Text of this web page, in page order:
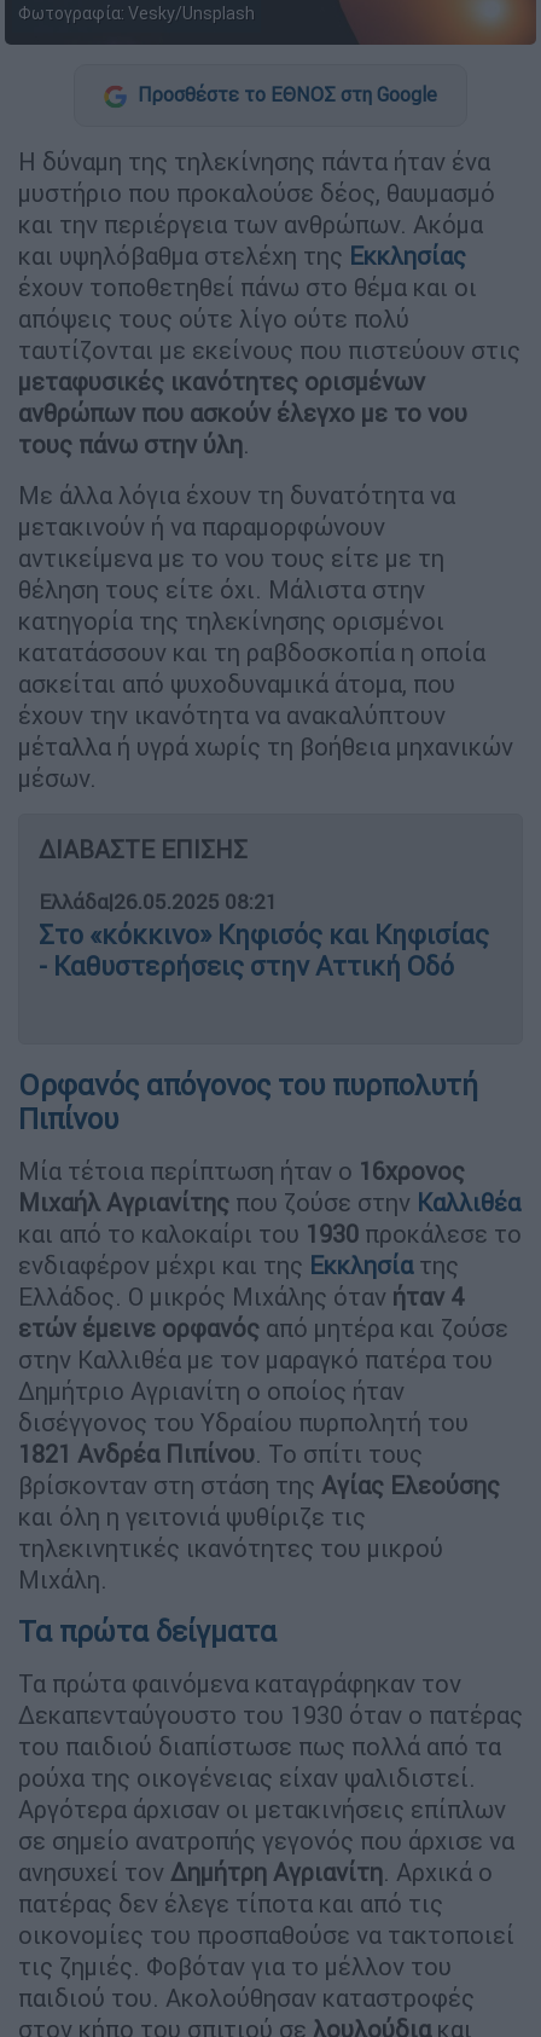
Φωτογραφία: Vesky/Unsplash
Προσθέστε το ΕΘΝΟΣ στη Google
Η δύναμη της τηλεκίνησης πάντα ήταν ένα
μυστήριο που προκαλούσε δέος, θαυμασμό
και την περιέργεια των ανθρώπων. Ακόμα
και υψηλόβαθμα στελέχη της Εκκλησίας
έχουν τοποθετηθεί πάνω στο θέμα και οι
απόψεις τους ούτε λίγο ούτε πολύ
ταυτίζονται με εκείνους που πιστεύουν στις
μεταφυσικές ικανότητες ορισμένων
ανθρώπων που ασκούν έλεγχο με το νου
τους πάνω στην ύλη.
Με άλλα λόγια έχουν τη δυνατότητα να
μετακινούν ή να παραμορφώνουν
αντικείμενα με το νου τους είτε με τη
θέληση τους είτε όχι. Μάλιστα στην
κατηγορία της τηλεκίνησης ορισμένοι
κατατάσσουν και τη ραβδοσκοπία η οποία
ασκείται από ψυχοδυναμικά άτομα, που
έχουν την ικανότητα να ανακαλύπτουν
μέταλλα ή υγρά χωρίς τη βοήθεια μηχανικών
μέσων.
ΔΙΑΒΑΣΤΕ ΕΠΙΣΗΣ
Ελλάδα|26.05.2025 08:21
Στο «κόκκινο» Κηφισός και Κηφισίας
- Καθυστερήσεις στην Αττική Οδό
Ορφανός απόγονος του πυρπολυτή
Πιπίνου
Μία τέτοια περίπτωση ήταν ο 16χρονος
Μιχαήλ Αγριανίτης που ζούσε στην Καλλιθέα
και από το καλοκαίρι του 1930 προκάλεσε το
ενδιαφέρον μέχρι και της Εκκλησίατης
Ελλάδος. Ο μικρός Μιχάλης όταν ήταν 4
ετών έμεινε ορφανός από μητέρα και ζούσε
στην Καλλιθέα με τον μαραγκό πατέρα του
Δημήτριο Αγριανίτη ο οποίος ήταν
δισέγγονος του Υδραίου πυρπολητή του
1821 Ανδρέα Πιπίνου. Το σπίτι τους
βρίσκονταν στη στάση της Αγίας Ελεούσης
και όλη η γειτονιά ψυθίριζε τις
τηλεκινητικές ικανότητες του μικρού
Μιχάλη.
Τα πρώτα δείγματα
Τα πρώτα φαινόμενα καταγράφηκαν τον
Δεκαπενταύγουστο του 1930 όταν ο πατέρας
του παιδιού διαπίστωσε πως πολλά από τα
ρούχα της οικογένειας είχαν ψαλιδιστεί.
Αργότερα άρχισαν οι μετακινήσεις επίπλων
σε σημείο ανατροπής γεγονός που άρχισε να
ανησυχεί τον Δημήτρη Αγριανίτη. Αρχικά ο
πατέρας δεν έλεγε τίποτα και από τις
οικονομίες του προσπαθούσε να τακτοποιεί
τις ζημιές. Φοβόταν για το μέλλον του
παιδιού του. Ακολούθησαν καταστροφές
στον κήπο του σπιτιού σε λουλούδιακαι